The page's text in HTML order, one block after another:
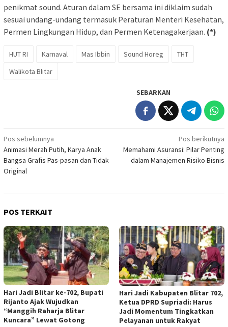
penikmat sound. Aturan dalam SE bersama ini diklaim sudah
sesuai undang-undang termasuk Peraturan Menteri Kesehatan,
Permen Lingkungan Hidup, dan Permen Ketenagakerjaan. (*)
HUT RI Karnaval Mas Ibbin Sound Horeg
THT
Walikota Blitar
SEBARKAN
Navigasi
pos
Pos sebelumnya
Animasi Merah Putih, Karya Anak
Bangsa Grafis Pas-pasan dan Tidak
Original
Pos berikutnya
Memahami Asuransi: Pilar Penting
dalam Manajemen Risiko Bisnis
POS TERKAIT
Hari Jadi Blitar ke-702, Bupati
Rijanto Ajak Wujudkan
“Manggih Raharja Blitar
Kuncara” Lewat Gotong
Hari Jadi Kabupaten Blitar 702,
Ketua DPRD Supriadi: Harus
Jadi Momentum Tingkatkan
Pelayanan untuk Rakyat